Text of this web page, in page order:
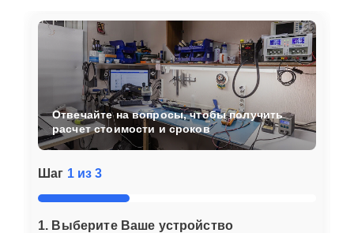
Шаг 1 из 3
1. Выберите Ваше устройство
Отвечайте на вопросы, чтобы получить
расчет стоимости и сроков